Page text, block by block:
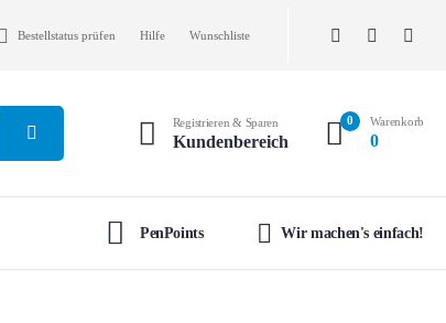
Bestellstatus prüfen Hilfe Wunschliste
Registrieren & Sparen
Kundenbereich
0 Warenkorb
0
PenPoints Wir machen's einfach!